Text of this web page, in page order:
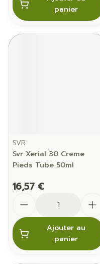
panier
SVR
Svr Xerial 30 Creme
Pieds Tube 50ml
16,57 €
Ajouter au
panier